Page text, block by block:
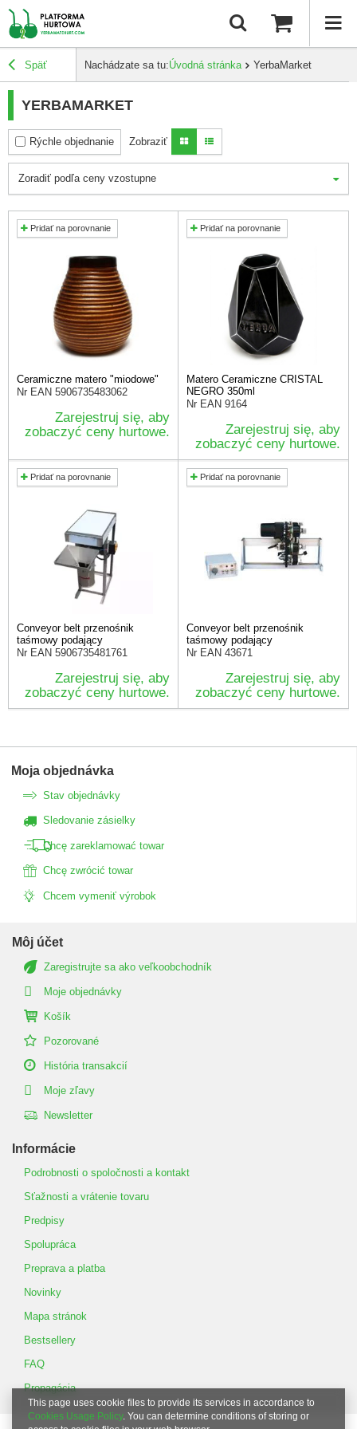
Späť Nachádzate sa tu:Úvodná stránka YerbaMarket
YERBAMARKET
Rýchle objednanie Zobraziť
Zoradiť podľa ceny vzostupne
Pridať na porovnanie
Ceramiczne matero "miodowe"
Nr EAN 5906735483062
Zarejestruj się, aby
zobaczyć ceny hurtowe.
Pridať na porovnanie
Matero Ceramiczne CRISTAL
NEGRO 350ml
Nr EAN 9164
Zarejestruj się, aby
zobaczyć ceny hurtowe.
Pridať na porovnanie
Conveyor belt przenośnik
taśmowy podający
Nr EAN 5906735481761
Zarejestruj się, aby
zobaczyć ceny hurtowe.
Pridať na porovnanie
Conveyor belt przenośnik
taśmowy podający
Nr EAN 43671
Zarejestruj się, aby
zobaczyć ceny hurtowe.
Moja objednávka
Stav objednávky
Sledovanie zásielky
Chcę zareklamować towar
Chcę zwrócić towar
Chcem vymeniť výrobok
Môj účet
Zaregistrujte sa ako veľkoobchodník
Moje objednávky
Košík
Pozorované
História transakcií
Moje zľavy
Newsletter
Informácie
Podrobnosti o spoločnosti a kontakt
Sťažnosti a vrátenie tovaru
Predpisy
Spolupráca
Preprava a platba
Novinky
Mapa stránok
Bestsellery
FAQ
Propagácia
This page uses cookie files to provide its services in accordance to
Cookies Usage Policy. You can determine conditions of storing or